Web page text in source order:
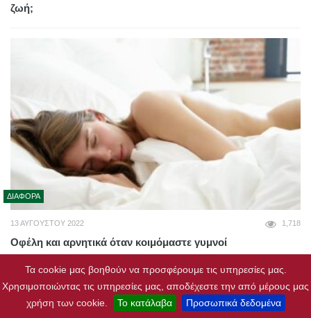
Τα cookie μας βοηθούν να προσφέρουμε τις υπηρεσίες μας.
Χρησιμοποιώντας τις υπηρεσίες μας, αποδέχεστε την από μέρους μας
χρήση των cookie.
Το κατάλαβα Προσωπικά δεδομένα
ζωή;
ΔΙΆΦΟΡΑ
13 ΑΥΓΟΎΣΤΟΥ 2022 1,718
Οφέλη και αρνητικά όταν κοιμόμαστε γυμνοί